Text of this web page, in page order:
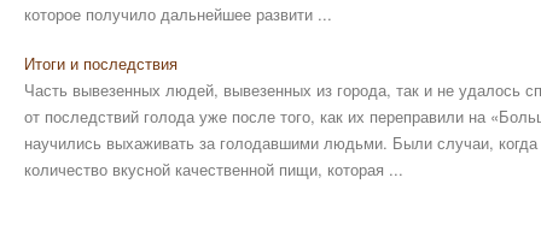
которое получило дальнейшее развити ...
Итоги и последствия
Часть вывезенных людей, вывезенных из города, так и не удалось
от последствий голода уже после того, как их переправили на
научились выхаживать за голодавшими людьми. Были случаи,
количество вкусной качественной пищи, которая ...